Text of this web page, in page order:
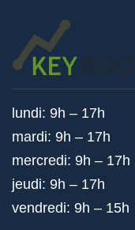
lundi: 9h – 17h
mardi: 9h – 17h
mercredi: 9h – 17h
jeudi: 9h – 17h
vendredi: 9h – 15h